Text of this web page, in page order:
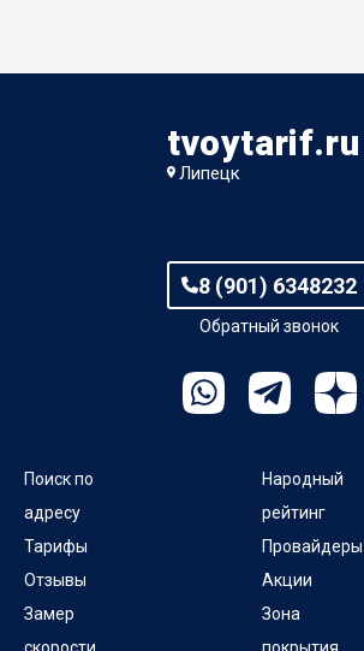
tvoytarif.ru
Липецк
8 (901) 6348232
Обратный звонок
Поиск по
адресу
Тарифы
Отзывы
Замер
Народный
рейтинг
Провайдеры
Акции
Зона